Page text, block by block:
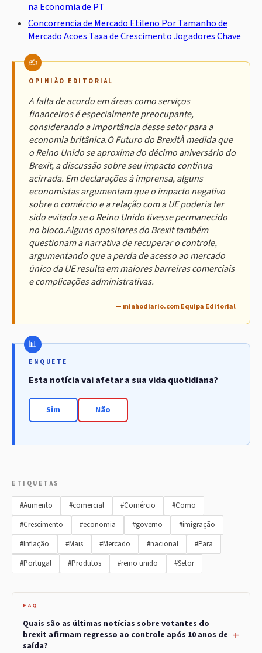
na Economia de PT
Concorrencia de Mercado Etileno Por Tamanho de
Mercado Acoes Taxa de Crescimento Jogadores Chave
OPINIÃO EDITORIAL
A falta de acordo em áreas como serviços
financeiros é especialmente preocupante,
considerando a importância desse setor para a
economia britânica.O Futuro do BrexitÀ medida que
o Reino Unido se aproxima do décimo aniversário do
Brexit, a discussão sobre seu impacto continua
acirrada. Em declarações à imprensa, alguns
economistas argumentam que o impacto negativo
sobre o comércio e a relação com a UE poderia ter
sido evitado se o Reino Unido tivesse permanecido
no bloco.Alguns opositores do Brexit também
questionam a narrativa de recuperar o controle,
argumentando que a perda de acesso ao mercado
único da UE resulta em maiores barreiras comerciais
e complicações administrativas.
— minhodiario.com Equipa Editorial
ENQUETE
Esta notícia vai afetar a sua vida quotidiana?
Sim Não
ETIQUETAS
#Aumento #comercial #Comércio
#Como
#Crescimento
#economia #governo
#imigração
#Inflação
#Mais #Mercado #nacional
#Para
#Portugal
#Produtos #reino unido #Setor
FAQ
Quais são as últimas notícias sobre votantes do
brexit afirmam regresso ao controle após 10 anos de
saída?